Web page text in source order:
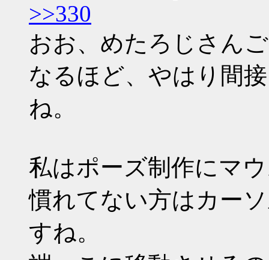
>>330
おお、めたろじさん
なるほど、やはり間
ね。
私はポーズ制作にマ
慣れてない方はカー
すね。